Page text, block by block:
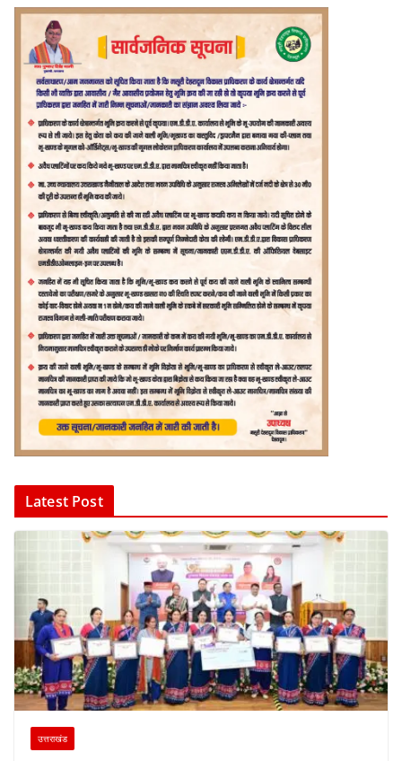
Latest Post
उत्तराखंड